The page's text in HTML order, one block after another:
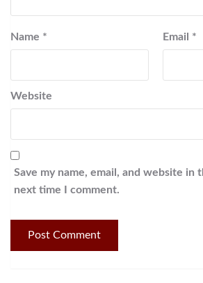
Name * Email *
Website
Save my name, email, and website in
next time I comment.